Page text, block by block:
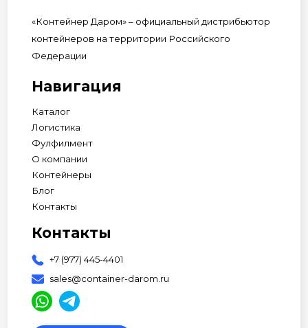
«Контейнер Даром» – официальный дистрибьютор
контейнеров на территории Российского
Федерации
Навигация
Каталог
Логистика
Фулфилмент
О компании
Контейнеры
Блог
Контакты
Контакты
+7 (977) 445-4401
sales@container-darom.ru